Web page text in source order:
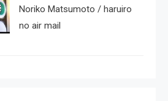
Noriko Matsumoto / haruiro
no air mail